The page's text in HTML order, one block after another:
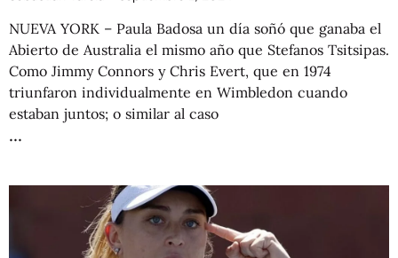
NUEVA YORK – Paula Badosa un día soñó que ganaba el
Abierto de Australia el mismo año que Stefanos Tsitsipas.
Como Jimmy Connors y Chris Evert, que en 1974
triunfaron individualmente en Wimbledon cuando
estaban juntos; o similar al caso